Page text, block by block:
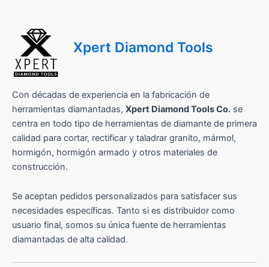
Xpert Diamond Tools
Con décadas de experiencia en la fabricación de
herramientas diamantadas, Xpert Diamond Tools Co. se
centra en todo tipo de herramientas de diamante de primera
calidad para cortar, rectificar y taladrar granito, mármol,
hormigón, hormigón armado y otros materiales de
construcción.
Se aceptan pedidos personalizados para satisfacer sus
necesidades específicas. Tanto si es distribuidor como
usuario final, somos su única fuente de herramientas
diamantadas de alta calidad.